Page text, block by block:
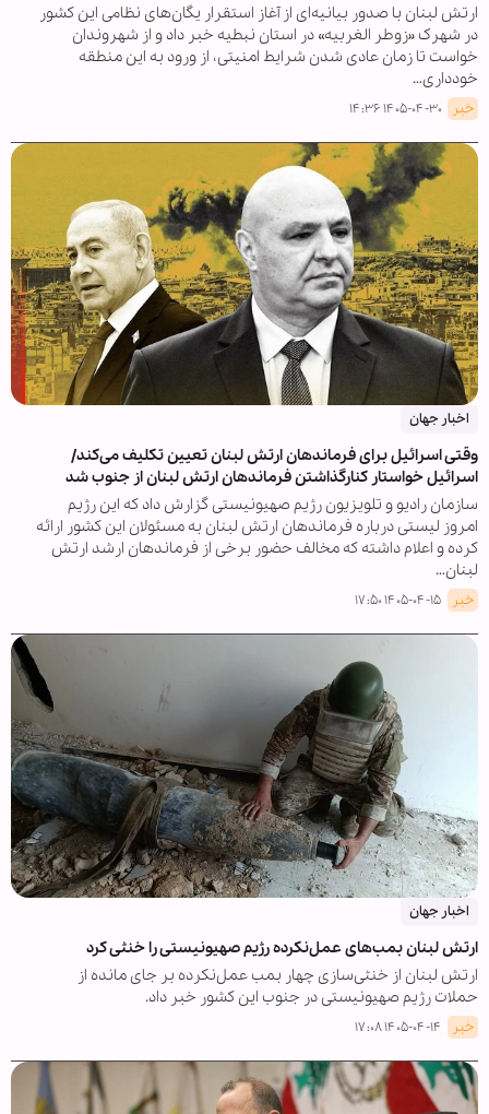
ارتش لبنان با صدور بیانیه‌ای از آغاز استقرار یگان‌های نظامی این کشور
در شهرک «زوطر الغربیه» در استان نبطیه خبر داد و از شهروندان
خواست تا زمان عادی شدن شرایط امنیتی، از ورود به این منطقه
خودداری…
خبر ۱۴۰۵-۰۴-۳۰ ۱۴:۳۶
اخبار جهان
وقتی اسرائیل برای فرماندهان ارتش لبنان تعیین تکلیف می‌کند/
اسرائیل خواستار کنارگذاشتن فرماندهان ارتش لبنان از جنوب شد
سازمان رادیو و تلویزیون رژیم صهیونیستی گزارش داد که این رژیم
امروز لیستی درباره فرماندهان ارتش لبنان به مسئولان این کشور ارائه
کرده و اعلام داشته که مخالف حضور برخی از فرماندهان ارشد ارتش
لبنان…
خبر ۱۴۰۵-۰۴-۱۵ ۱۷:۵۰
اخبار جهان
ارتش لبنان بمب‌های عمل‌نکرده رژیم صهیونیستی را خنثی کرد
ارتش لبنان از خنثی‌سازی چهار بمب عمل‌نکرده بر جای مانده از
حملات رژیم صهیونیستی در جنوب این کشور خبر داد.
خبر ۱۴۰۵-۰۴-۱۴ ۱۷:۰۸